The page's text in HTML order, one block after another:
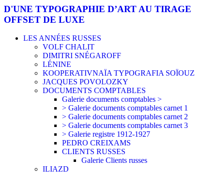
D'UNE TYPOGRAPHIE D’ART AU TIRAGE
OFFSET DE LUXE
LES ANNÉES RUSSES
VOLF CHALIT
DIMITRI SNÉGAROFF
LÉNINE
KOOPERATIVNAÏA TYPOGRAFIA SOÏOUZ
JACQUES POVOLOZKY
DOCUMENTS COMPTABLES
Galerie documents comptables >
> Galerie documents comptables carnet 1
> Galerie documents comptables carnet 2
> Galerie documents comptables carnet 3
> Galerie registre 1912-1927
PEDRO CREIXAMS
CLIENTS RUSSES
Galerie Clients russes
ILIAZD